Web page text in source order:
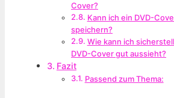
Cover?
Kann ich ein DVD-
speichern?
Wie kann ich
DVD-Cover gut aussieht?
Fazit
Passend zum Thema: